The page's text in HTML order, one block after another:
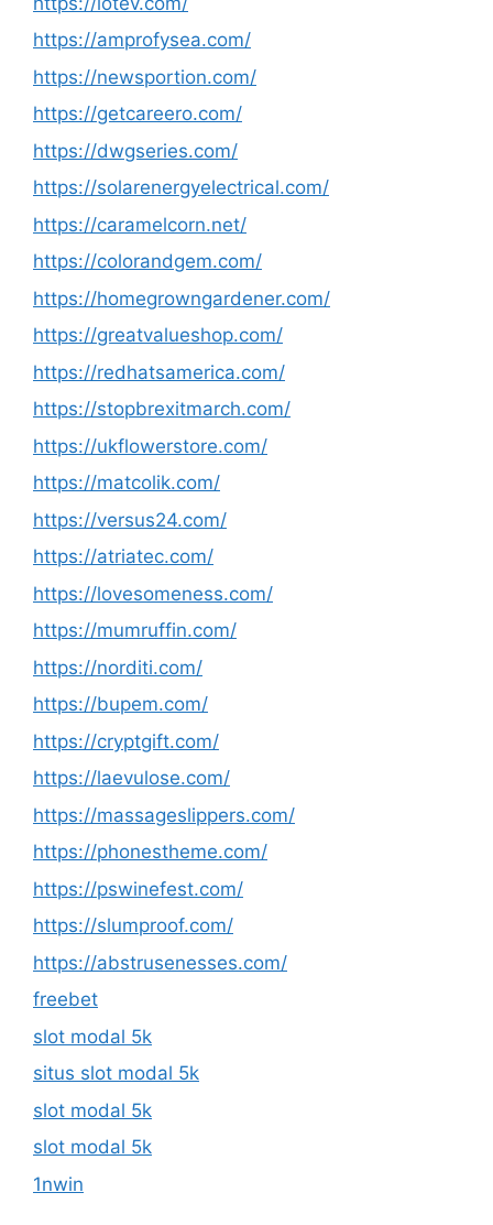
https://amprofysea.com/
https://newsportion.com/
https://getcareero.com/
https://dwgseries.com/
https://solarenergyelectrical.com/
https://caramelcorn.net/
https://colorandgem.com/
https://homegrowngardener.com/
https://greatvalueshop.com/
https://redhatsamerica.com/
https://stopbrexitmarch.com/
https://ukflowerstore.com/
https://matcolik.com/
https://versus24.com/
https://atriatec.com/
https://lovesomeness.com/
https://mumruffin.com/
https://norditi.com/
https://bupem.com/
https://cryptgift.com/
https://laevulose.com/
https://massageslippers.com/
https://phonestheme.com/
https://pswinefest.com/
https://slumproof.com/
https://abstrusenesses.com/
freebet
slot modal 5k
situs slot modal 5k
slot modal 5k
slot modal 5k
1nwin